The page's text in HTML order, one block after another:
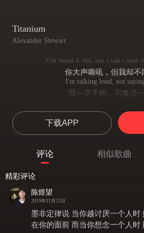
Titanium
Alexander Stewart
You shout it out, but I can't hear
你大声嘶吼，但我却不
I'm talking loud, not
我一字千钧，不多说
我被众人所指，但你所有的子
You shoot me down, but I
你想将我击倒，但我不会
我枪弹不入，无所畏
我反弹所有子弹，你再次
Fire away, fire away
来吧，开火吧
下载APP
评论 相似歌曲
精彩评论
陈煜望
2019年11月22日
墨非定律说 当你越讨厌一个人时
在你的面前 而当你想念一个人时